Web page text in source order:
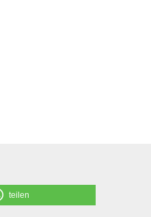
teilen